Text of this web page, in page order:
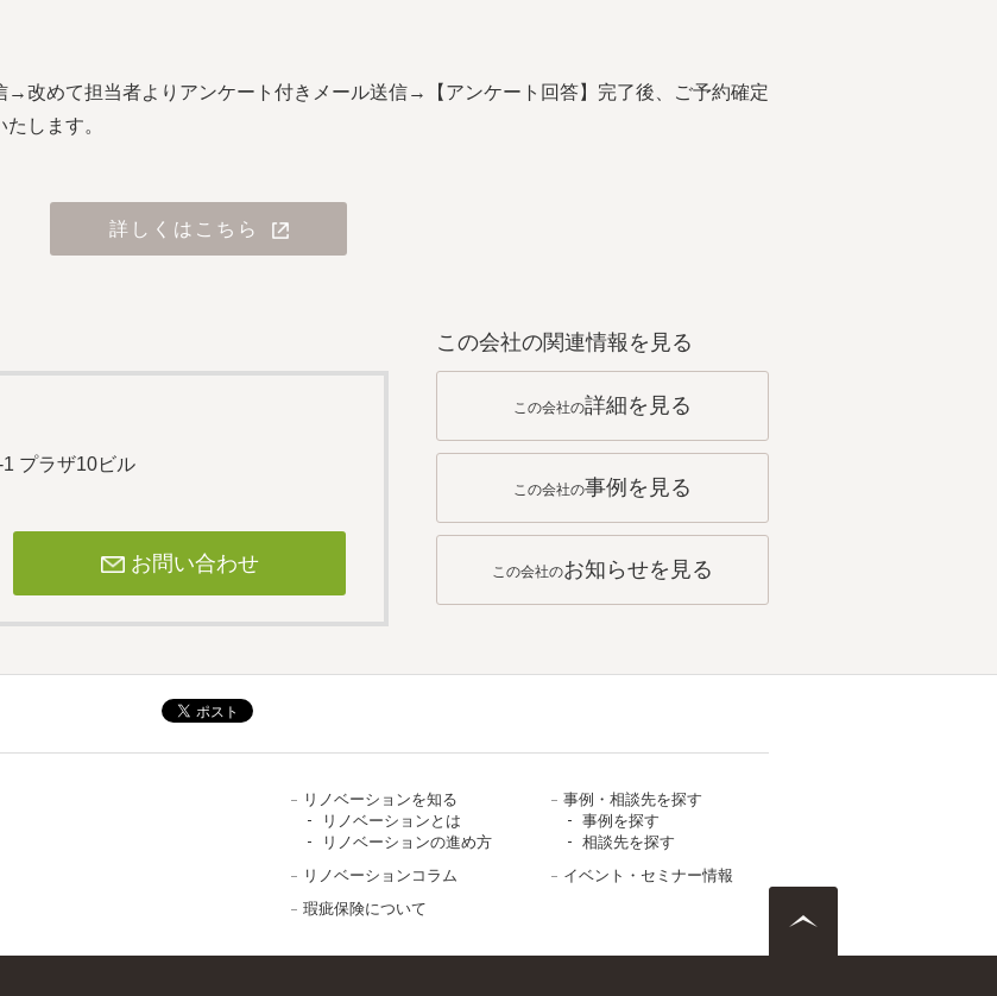
改めて担当者よりアンケート付きメール送信→【アンケート回答】完了後、ご予約確定
します。
詳しくはこちら
プラザ10ビル
お問い合わせ
この会社の関連情報を見る
この会社の詳細を見る
この会社の事例を見る
この会社のお知らせを見る
リノベーションを知る
リノベーションとは
リノベーションの進め方
リノベーションコラム
瑕疵保険について
事例・相談先を探す
事例を探す
相談先を探す
イベント・セミナー情報